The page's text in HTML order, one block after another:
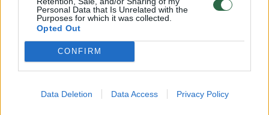
Personal Data that Is Unrelated with the
Purposes for which it was collected.
Opted Out
CONFIRM
Data Deletion Data Access Privacy Policy
Daugiau nuotraukų (5)
Raminta Meidutė
Pranešimo žiniasklaidai nuotr.